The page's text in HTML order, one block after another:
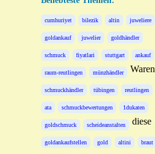
cumhuriyet bilezik altin juweliere
goldankauf juwelier goldhändler
schmuck fiyatlari stuttgart ankauf
raum-reutlingen münzhändler
schmuckhändler tübingen reutlingen
ata schmuckbewertungen 1dukaten
goldschmuck scheideanstalten
goldankaufstellen gold altini braut
Waren
diese